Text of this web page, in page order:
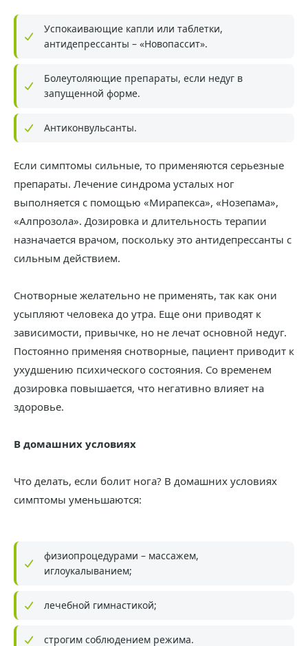
Успокаивающие капли или таблетки,
антидепрессанты – «Новопассит».
Болеутоляющие препараты, если недуг в
запущенной форме.
Антиконвульсанты.
Если симптомы сильные, то применяются серьезные
препараты. Лечение синдрома усталых ног
выполняется с помощью «Мирапекса», «Нозепама»,
«Алпрозола». Дозировка и длительность терапии
назначается врачом, поскольку это антидепрессанты с
сильным действием.
Снотворные желательно не применять, так как они
усыпляют человека до утра. Еще они приводят к
зависимости, привычке, но не лечат основной недуг.
Постоянно применяя снотворные, пациент приводит к
ухудшению психического состояния. Со временем
дозировка повышается, что негативно влияет на
здоровье.
В домашних условиях
Что делать, если болит нога? В домашних условиях
симптомы уменьшаются:
физиопроцедурами – массажем,
иглоукалыванием;
лечебной гимнастикой;
строгим соблюдением режима.